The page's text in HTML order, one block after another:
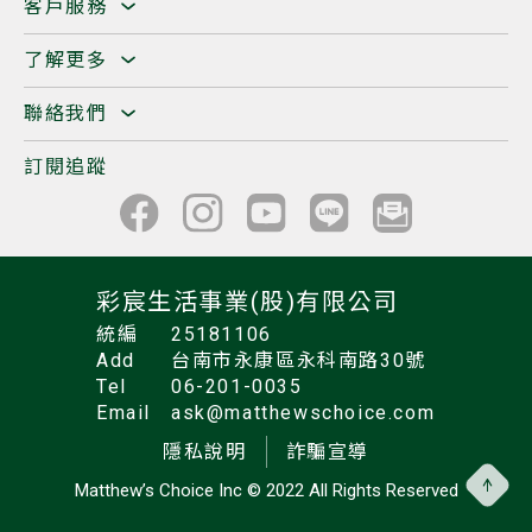
客戶服務
了解更多
聯絡我們
訂閱追蹤
彩宸生活事業(股)有限公司
統編
25181106
Add
台南市永康區永科南路30號
Tel
06-201-0035
Email
ask@matthewschoice.com
隱私說明
詐騙宣導
Matthew’s Choice Inc © 2022 All Rights Reserved